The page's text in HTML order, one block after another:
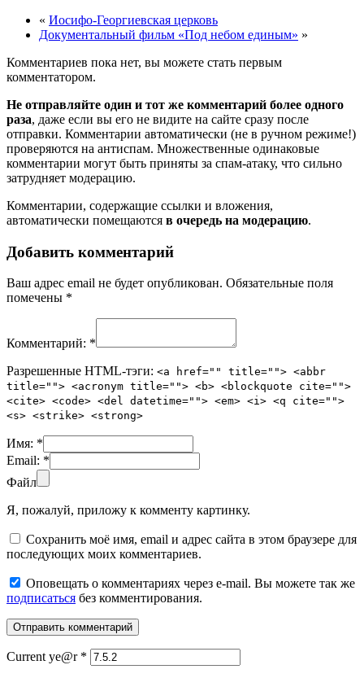
« Иосифо-Георгиевская церковь
Документальный фильм «Под небом единым» »
Комментариев пока нет, вы можете стать первым
комментатором.
Не отправляйте один и тот же комментарий более одного
раза, даже если вы его не видите на сайте сразу после
отправки. Комментарии автоматически (не в ручном режиме!)
проверяются на антиспам. Множественные одинаковые
комментарии могут быть приняты за спам-атаку, что сильно
затрудняет модерацию.
Комментарии, содержащие ссылки и вложения,
автоматически помещаются в очередь на модерацию.
Добавить комментарий
Ваш адрес email не будет опубликован. Обязательные поля
помечены *
Комментарий: *
Разрешенные HTML-тэги: <a href="" title=""> <abbr
title=""> <acronym title=""> <b> <blockquote cite="">
<cite> <code> <del datetime=""> <em> <i> <q cite="">
<s> <strike> <strong>
Имя: *
Email: *
Файл
Я, пожалуй, приложу к комменту картинку.
Сохранить моё имя, email и адрес сайта в этом браузере для
последующих моих комментариев.
Оповещать о комментариях через e-mail. Вы можете так же
подписаться без комментирования.
Current ye@r *